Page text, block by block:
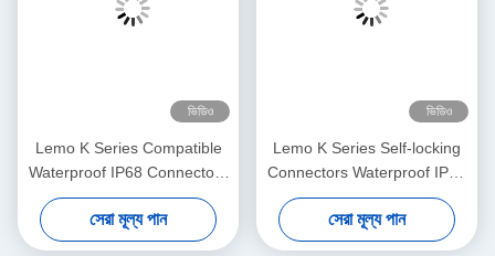
ভিডিও
Lemo K Series Compatible
Waterproof IP68 Connectors
Long Endurance with Brass
Housing and High Voltage
Test
সেরা মূল্য পান
ভিডিও
Lemo K Series Self-locking
Connectors Waterproof IP68
Plug And Socket For Medical
Industry
সেরা মূল্য পান